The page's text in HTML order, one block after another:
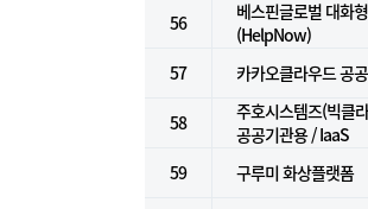
56
베스핀글로벌 대화
(HelpNow)
57
카카오클라우드 공
58
주호시스템즈(빅클
공공기관용 / IaaS
59
구루미 화상플랫폼